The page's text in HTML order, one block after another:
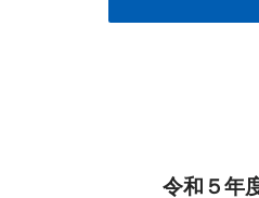
令和５年